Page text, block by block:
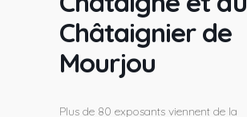
Châtaignier de
Mourjou
Plus de 80 exposants viennent de la